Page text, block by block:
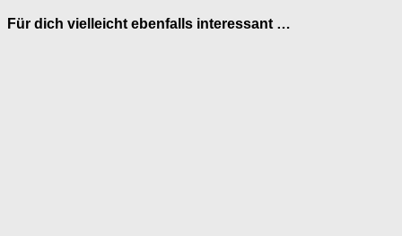
Für dich vielleicht ebenfalls interessant …